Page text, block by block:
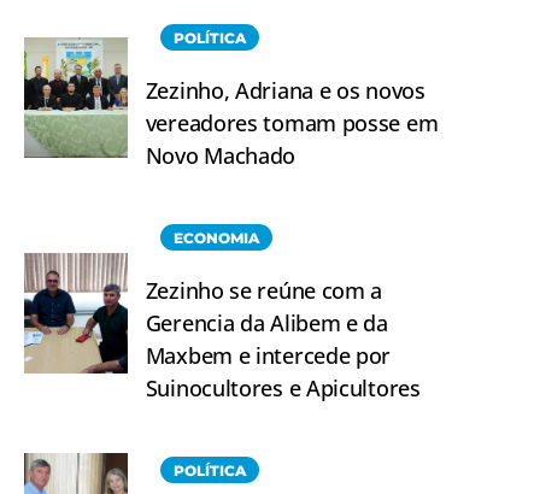
POLÍTICA
Zezinho, Adriana e os novos
vereadores tomam posse em
Novo Machado
ECONOMIA
Zezinho se reúne com a
Gerencia da Alibem e da
Maxbem e intercede por
Suinocultores e Apicultores
POLÍTICA